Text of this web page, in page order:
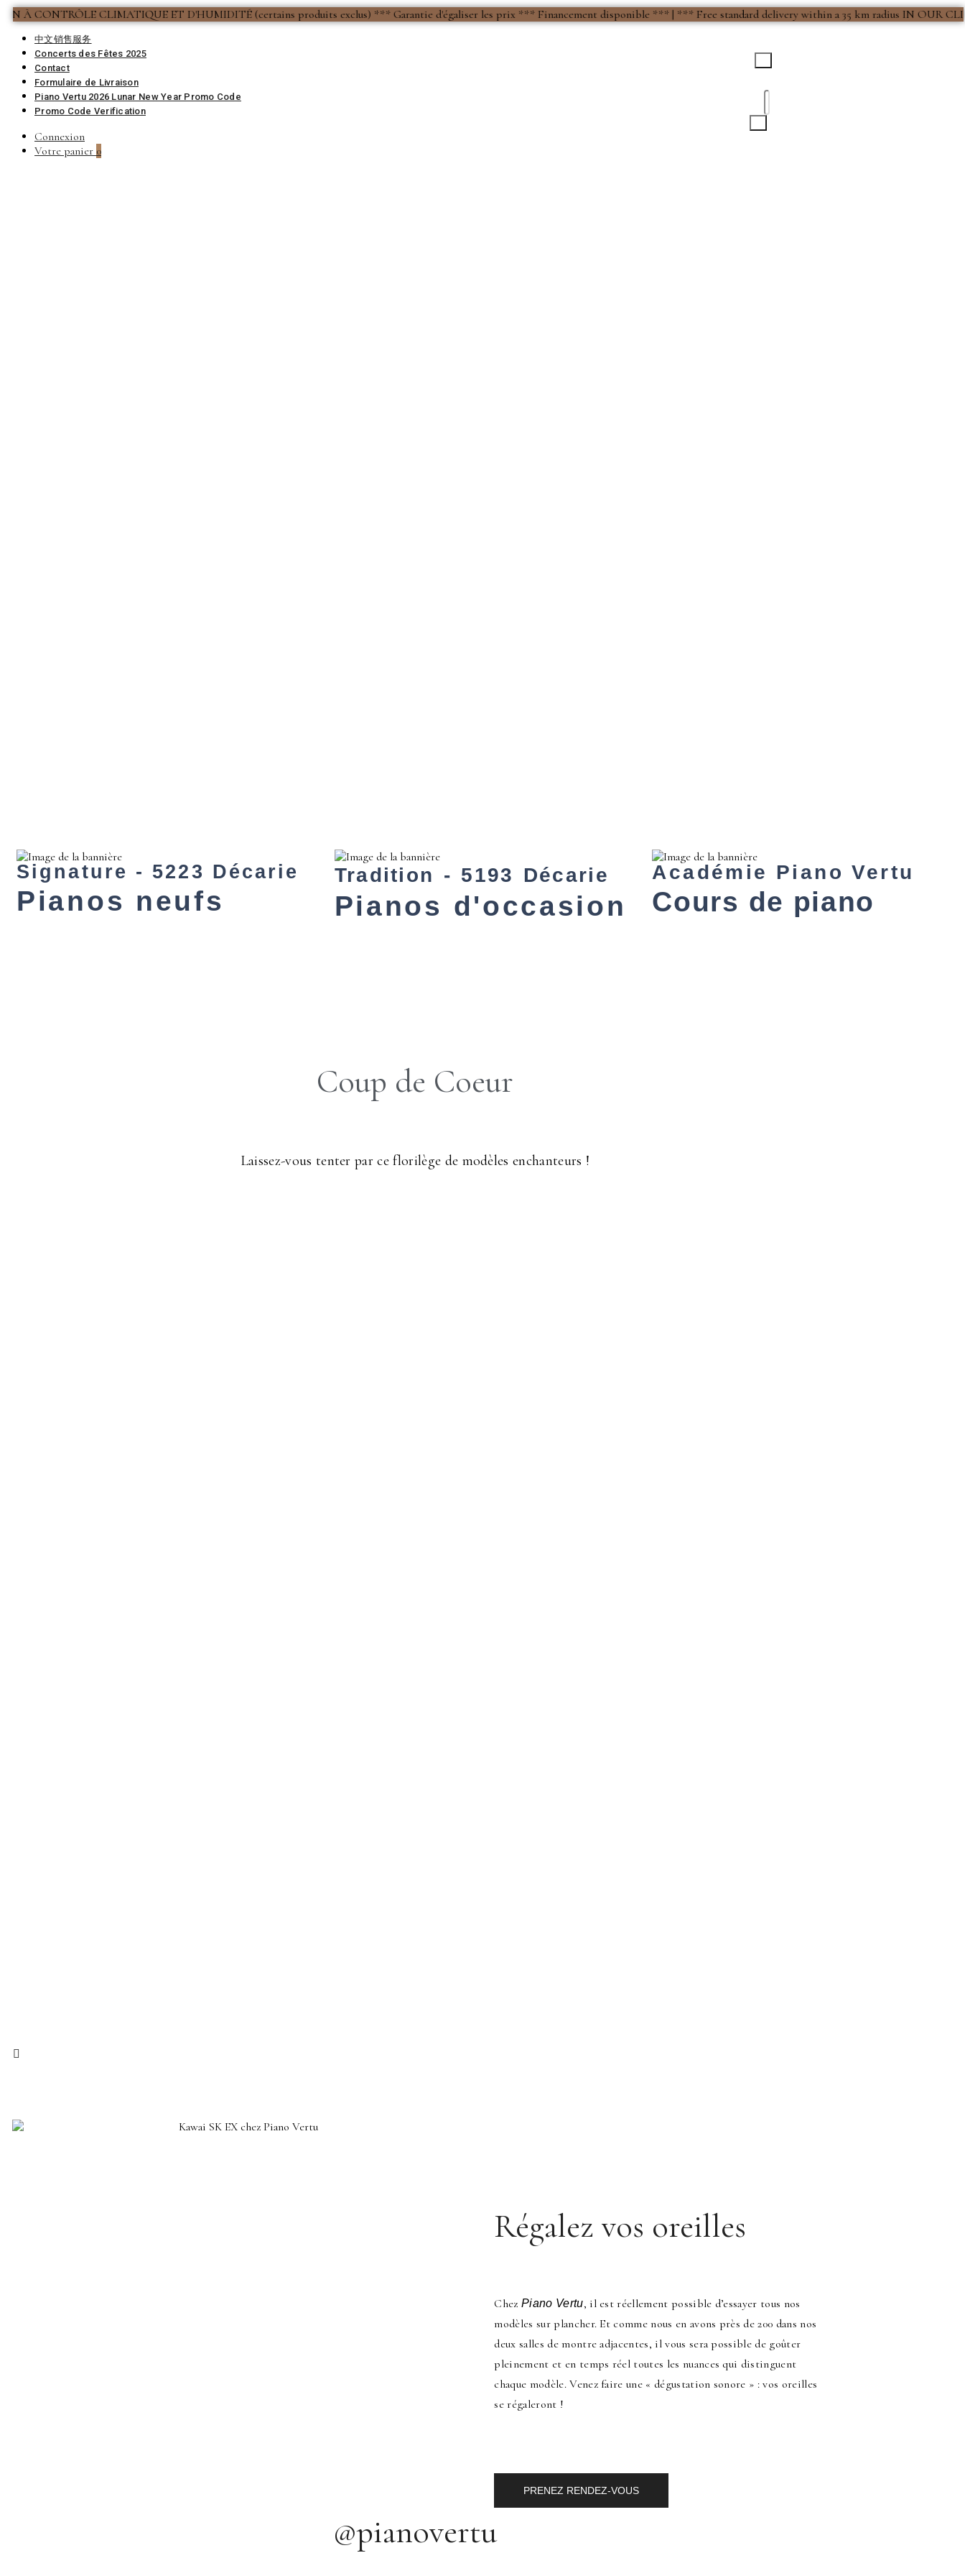
中文销售服务
Concerts des Fêtes 2025
Contact
Formulaire de Livraison
Piano Vertu 2026 Lunar New Year Promo Code
Promo Code Verification
Connexion
Votre panier 0
CLIMATIQUE ET D'HUMIDITÉ (certains produits exclus) *** Garantie d'égaliser les prix *** Financement disponible *** | *** Free standard delivery within a 35 km radius IN OUR
Signature - 5223 Décarie
Pianos neufs
Tradition - 5193 Décarie
Pianos d'occasion
Académie Piano Vertu
Cours de piano
Coup de Coeur
Laissez-vous tenter par ce florilège de modèles enchanteurs !
Régalez vos oreilles
ChezPiano Vertu, il est réellement possible d’essayer tous nos
modèles sur plancher. Et comme nous en avons près de 200 dans nos
deux salles de montre adjacentes, il vous sera possible de goûter
pleinement et en temps réel toutes les nuances qui distinguent
chaque modèle. Venez faire une « dégustation sonore » : vos oreilles
se régaleront !
PRENEZ RENDEZ-VOUS
@pianovertu